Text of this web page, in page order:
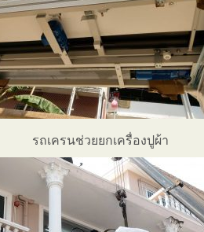
รถเครนช่วยยกเครื่องปูผ้า